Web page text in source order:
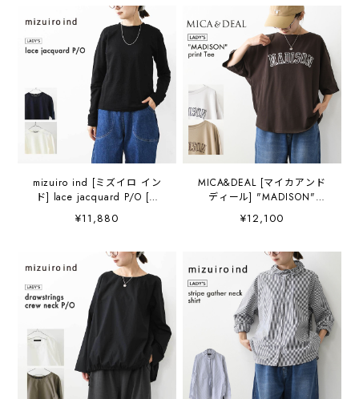
ドシルエット・LADY'S
[2026AW]
袖・LADY'S[2026AW]
mizuiro ind [ミズイロ イン
ド] lace jacquard P/O [3-
210070] レースジャカード
プルオーバー・クルーネッ
[2026AW]
¥11,880
MICA&DEAL [マイカアンド
ディール] "MADISON"
print Tee [0126309064] プ
リントティー・ゆったりシ
分袖・キレイめ・LADY'S
[2026AW]
¥12,100